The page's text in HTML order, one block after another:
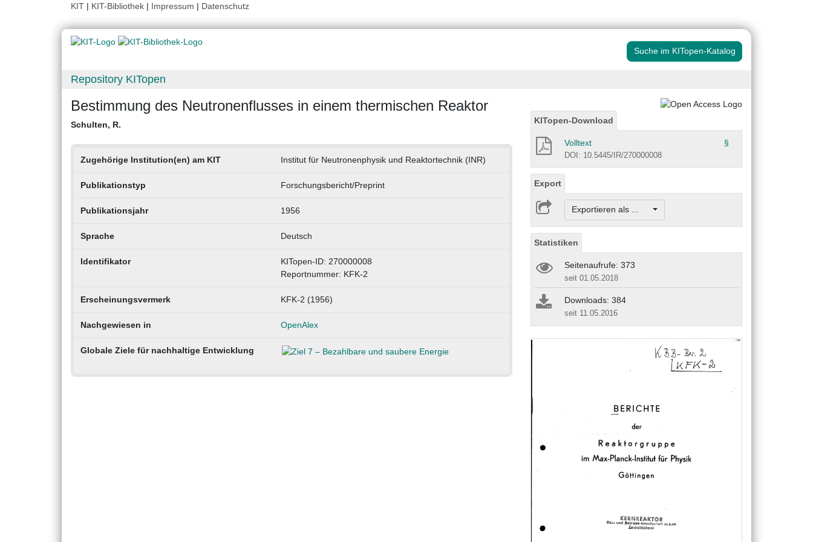
KIT | KIT-Bibliothek | Impressum | Datenschutz
Suche im KITopen-Katalog
Repository KITopen
Bestimmung des Neutronenflusses in einem thermischen Reaktor
Schulten, R.
Zugehörige Institution(en) am KIT Institut für Neutronenphysik und Reaktortechnik (INR)
Publikationstyp Forschungsbericht/Preprint
Publikationsjahr 1956
Sprache Deutsch
Identifikator
KITopen-ID: 270000008
Reportnummer: KFK-2
Erscheinungsvermerk KFK-2 (1956)
Nachgewiesen in OpenAlex
Globale Ziele für nachhaltige Entwicklung
KITopen-Download
Volltext §
DOI: 10.5445/IR/270000008
Export
Exportieren als ...
Statistiken
Seitenaufrufe: 373
seit 01.05.2018
Downloads: 384
seit 11.05.2016